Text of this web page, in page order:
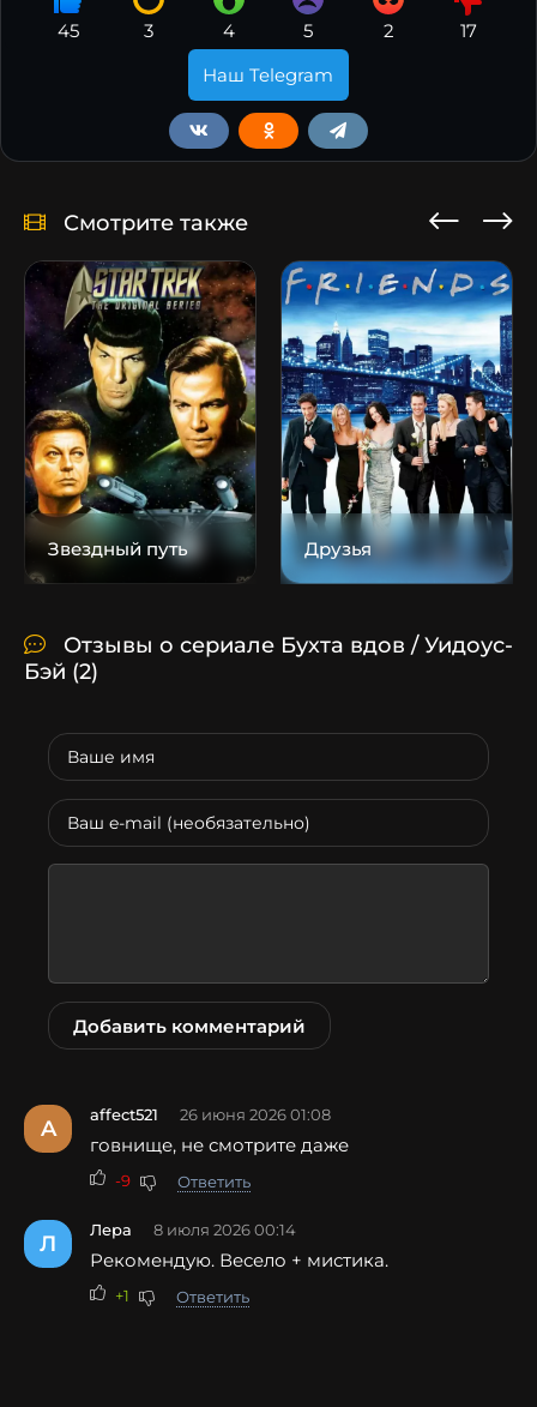
45 3 4 5 2
17
Наш Telegram
Смотрите также
Звездный путь Друзья
Отзывы о сериале Бухта вдов / Уидоус-
Бэй (2)
Добавить комментарий
A
affect521 26 июня 2026 01:08
говнище, не смотрите даже
-9 Ответить
Л
Лера 8 июля 2026 00:14
Рекомендую. Весело + мистика.
+1 Ответить